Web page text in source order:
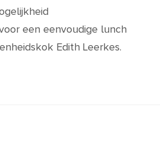
een eenvoudige lunch
Edith Leerkes.